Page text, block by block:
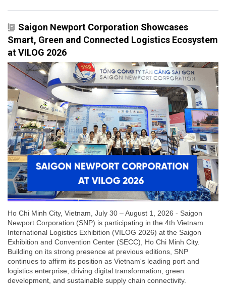
Saigon Newport Corporation Showcases
Smart, Green and Connected Logistics Ecosystem
at VILOG 2026
Ho Chi Minh City, Vietnam, July 30 – August 1, 2026 - Saigon
Newport Corporation (SNP) is participating in the 4th Vietnam
International Logistics Exhibition (VILOG 2026) at the Saigon
Exhibition and Convention Center (SECC), Ho Chi Minh City.
Building on its strong presence at previous editions, SNP
continues to affirm its position as Vietnam's leading port and
logistics enterprise, driving digital transformation, green
development, and sustainable supply chain connectivity.